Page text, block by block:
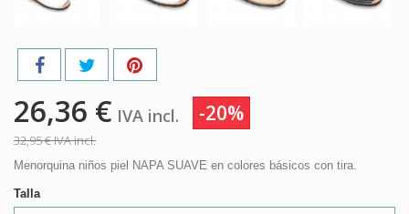
26,36 € IVA incl. -20%
32,95 €IVA incl.
Menorquina niños piel NAPA SUAVE en colores básicos con tira.
Talla